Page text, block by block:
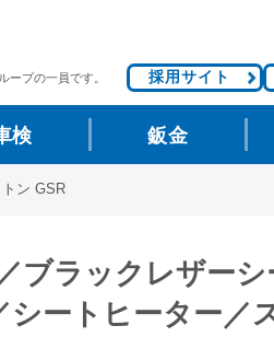
ープの一員です。 採用サイト
検 鈑金
ン GSR
ラックレザーシ
ートヒーター／